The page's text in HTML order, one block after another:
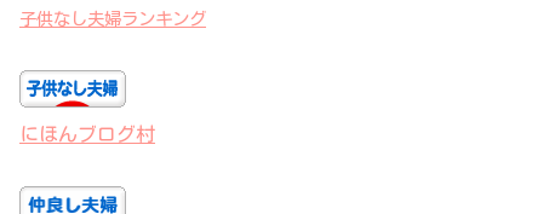
子供なし夫婦ランキング
にほんブログ村